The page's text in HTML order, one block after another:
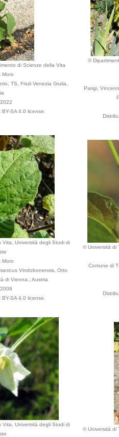
di Scienze della Vita
Moro
TS, Friuli Venezia Giulia,
SA 4.0 license.
©
Parigi,
Università degli Studi di
Moro
Vindobonensis, Orto
di Vienna., Austria
SA 4.0 license.
© Università di
Comune di
Università degli Studi di
© Università di